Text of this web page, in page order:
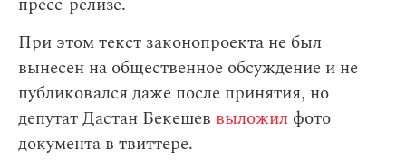
При этом текст законопроекта не был
вынесен на общественное обсуждение и не
публиковался даже после принятия, но
депутат Дастан Бекешев выложил фото
документа в твиттере.